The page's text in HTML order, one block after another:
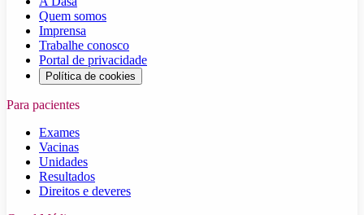
Quem somos
Imprensa
Trabalhe conosco
Portal de privacidade
Política de cookies
Para pacientes
Exames
Vacinas
Unidades
Resultados
Direitos e deveres